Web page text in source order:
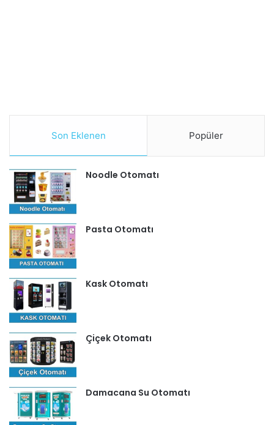
Son Eklenen Popüler
Noodle Otomatı
Pasta Otomatı
Kask Otomatı
Çiçek Otomatı
Damacana Su Otomatı